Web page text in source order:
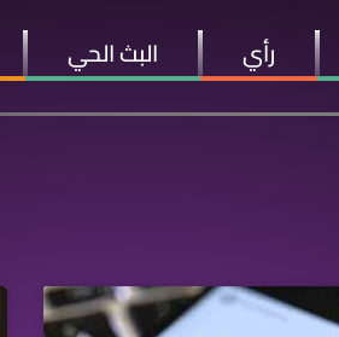
رأي البث الحي